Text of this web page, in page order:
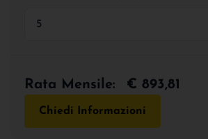
Rata Mensile: € 893,81
Chiedi Informazioni